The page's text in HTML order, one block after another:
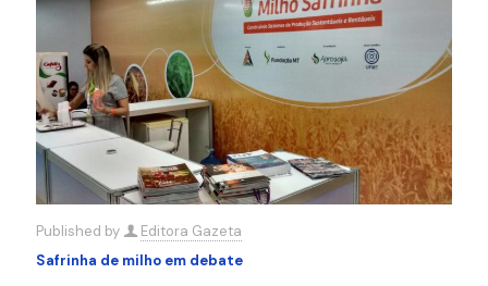
Published by
Editora Gazeta
Safrinha de milho em debate